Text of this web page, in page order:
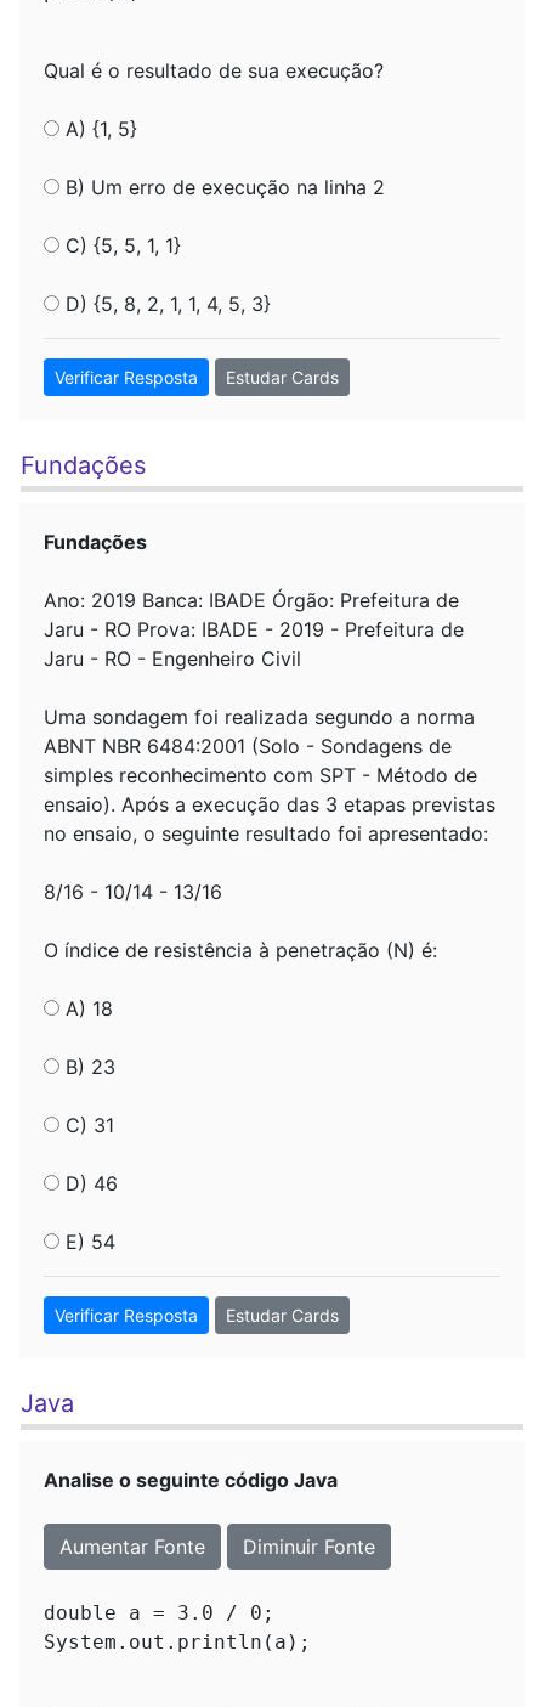
Qual é o resultado de sua execução?
A) {1, 5}
B) Um erro de execução na linha 2
C) {5, 5, 1, 1}
D) {5, 8, 2, 1, 1, 4, 5, 3}
Verificar Resposta Estudar Cards
Fundações
Fundações
Ano: 2019 Banca: IBADE Órgão: Prefeitura de
Jaru - RO Prova: IBADE - 2019 - Prefeitura de
Jaru - RO - Engenheiro Civil
Uma sondagem foi realizada segundo a norma
ABNT NBR 6484:2001 (Solo - Sondagens de
simples reconhecimento com SPT - Método de
ensaio). Após a execução das 3 etapas previstas
no ensaio, o seguinte resultado foi apresentado:
8/16 - 10/14 - 13/16
O índice de resistência à penetração (N) é:
A) 18
B) 23
C) 31
D) 46
E) 54
Verificar Resposta Estudar Cards
Java
Analise o seguinte código Java
Aumentar Fonte Diminuir Fonte
double a = 3.0 / 0;